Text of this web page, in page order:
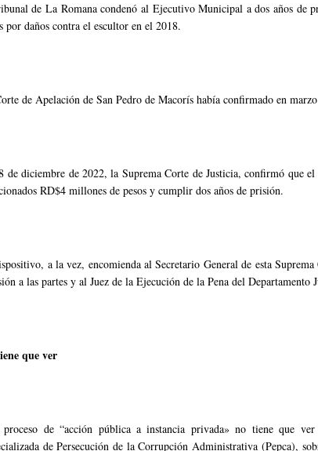
de La Romana condenó al Ejecutivo Municipal a dos años de
por daños contra el escultor en el 2018.
de Apelación de San Pedro de Macorís había confirmado en
de diciembre de 2022, la Suprema Corte de Justicia, confirmó que
RD$4 millones de pesos y cumplir dos años de prisión.
a la vez, encomienda al Secretario General de esta
a las partes y al Juez de la Ejecución de la Pena del Departamento
que ver
proceso de “acción pública a instancia privada» no tiene que
de Persecución de la Corrupción Administrativa (Pepca),